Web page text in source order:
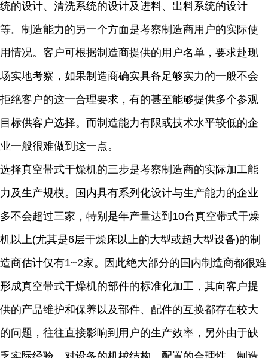
统的设计、清洗系统的设计及进料、出料系统的设计
等。制造能力的另一个方面是考察制造商用户的实际使
用情况。客户可根据制造商提供的用户名单，要求赴现
场实地考察，如果制造商确实具备足够实力的一般不会
拒绝客户的这一合理要求，有的甚至能够提供多个参观
目标供客户选择。而制造能力有限或技术水平较低的企
业一般很难做到这一点。
选择真空带式干燥机的三步是考察制造商的实际加工能
力及生产规模。国内具有系列化设计与生产能力的企业
多不会超过三家，特别是年产量达到10台真空带式干燥
机以上(尤其是6层干燥床以上的大型或超大型设备)的制
造商估计仅有1~2家。因此绝大部分的国内制造商都很难
形成真空带式干燥机的部件的标准化加工，其向客户提
供的产品维护和保养以及部件、配件的互换都存在较大
的问题，往往直接影响到用户的生产效率，另外由于缺